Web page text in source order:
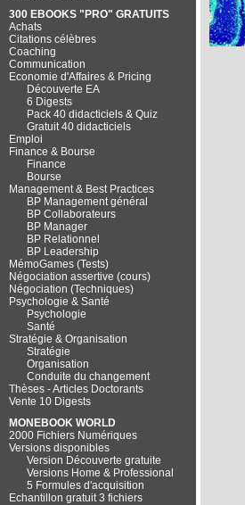
300 EBOOKS "PRO" GRATUITS
Achats
Citations célèbres
Coaching
Communication
Economie d'Affaires & Pricing
Découverte EA
6 Digests
Pack 40 didacticiels & Quiz
Gratuit 40 didacticiels
Emploi
Finance & Bourse
Finance
Bourse
Management & Best Practices
BP Management général
BP Collaborateurs
BP Manager
BP Relationnel
BP Leadership
MémoGames (Tests)
Négociation assertive (cours)
Négociation (Techniques)
Psychologie & Santé
Psychologie
Santé
Stratégie & Organisation
Stratégie
Organisation
Conduite du changement
Thèses - Articles Doctorants
Vente 10 Digests
MONEBOOK WORLD
2000 Fichiers Numériques
Versions disponibles
Version Découverte gratuite
Versions Home & Professional
5 Formules d'acquisition
Echantillon gratuit 3 fichiers